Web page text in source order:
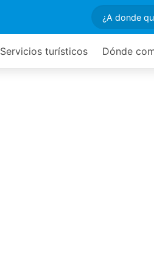
Servicios turísticos Dónde